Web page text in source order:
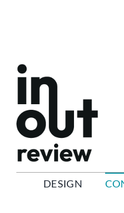
DESIGN